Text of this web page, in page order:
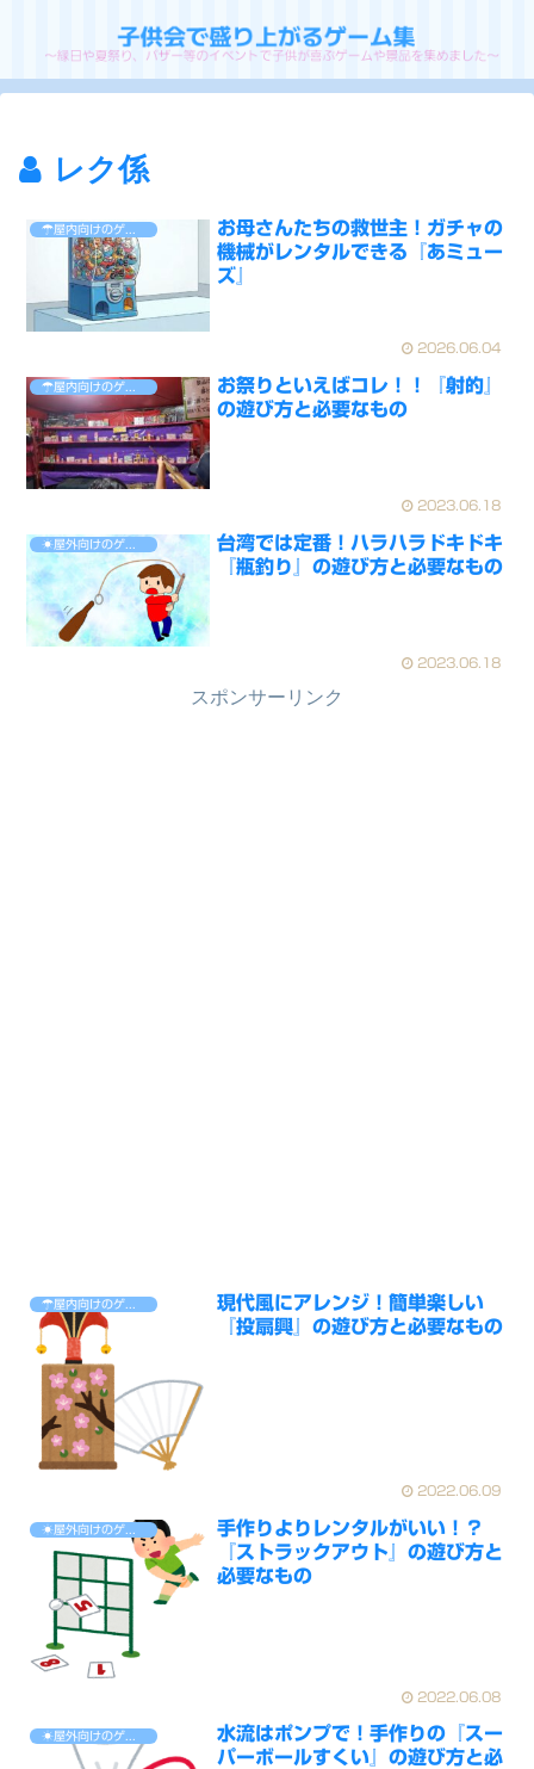
レク係
☂屋内向けのゲーム
お母さんたちの救世主！ガチャの
機械がレンタルできる『あミュー
ズ』
2026.06.04
☂屋内向けのゲーム
お祭りといえばコレ！！『射的』
の遊び方と必要なもの
2023.06.18
☀屋外向けのゲーム
台湾では定番！ハラハラドキドキ
『瓶釣り』の遊び方と必要なもの
2023.06.18
スポンサーリンク
☂屋内向けのゲーム
現代風にアレンジ！簡単楽しい
『投扇興』の遊び方と必要なもの
2022.06.09
☀屋外向けのゲーム
手作りよりレンタルがいい！？
『ストラックアウト』の遊び方と
必要なもの
2022.06.08
☀屋外向けのゲーム
水流はポンプで！手作りの『スー
パーボールすくい』の遊び方と必